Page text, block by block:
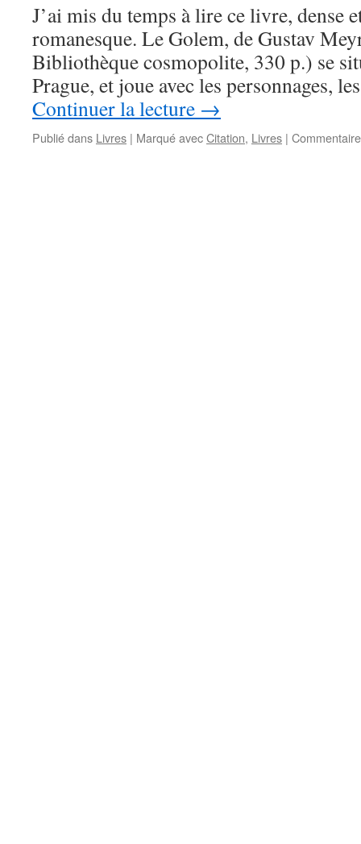
J’ai mis du temps à lire ce livre, dense
romanesque. Le Golem, de Gustav
Bibliothèque cosmopolite, 330 p.) se
Prague, et joue avec les personnages,
Continuer la lecture →
Publié dans Livres | Marqué avecCitation, Livres |